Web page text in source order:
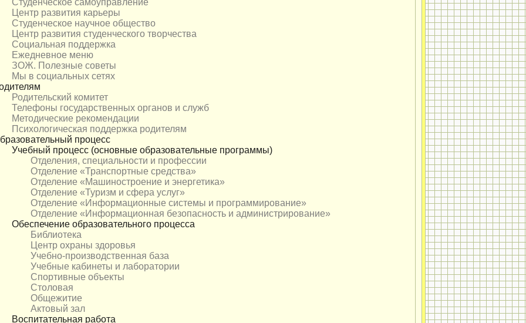
Студенческое самоуправление
Центр развития карьеры
Студенческое научное общество
Центр развития студенческого творчества
Социальная поддержка
Ежедневное меню
ЗОЖ. Полезные советы
Мы в социальных сетях
Родительский комитет
Телефоны государственных органов и служб
Методические рекомендации
Психологическая поддержка родителям
процесс
Учебный процесс (основные образовательные программы)
Отделения, специальности и профессии
Отделение «Транспортные средства»
Отделение «Машиностроение и энергетика»
Отделение «Туризм и сфера услуг»
Отделение «Информационные системы и программирование»
Отделение «Информационная безопасность и администрирование»
Обеспечение образовательного процесса
Библиотека
Центр охраны здоровья
Учебно-производственная база
Учебные кабинеты и лаборатории
Спортивные объекты
Столовая
Общежитие
Актовый зал
Воспитательная работа